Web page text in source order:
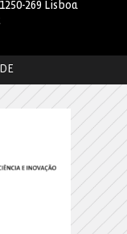
269 Lisboa